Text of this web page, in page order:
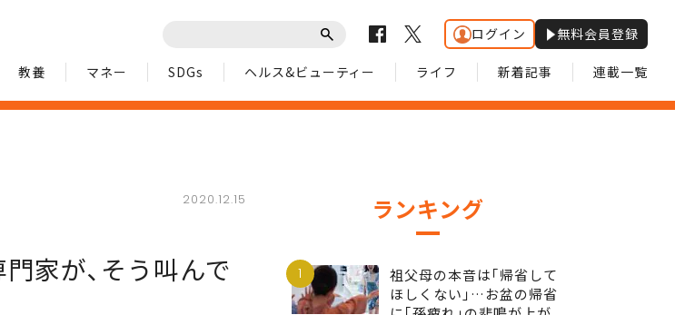
ログイン 無料会員登録
教養 マネー SDGs ヘルス&ビューティー ライフ 新着記事 連載一覧
2020.12.15
家が､そう叫んで
ランキング
1
祖父母の本音は｢帰省して
ほしくない｣…お盆の帰省